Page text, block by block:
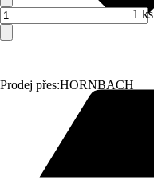
Prodej přes:HORNBACH
1 ks